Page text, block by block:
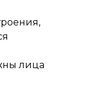
лица